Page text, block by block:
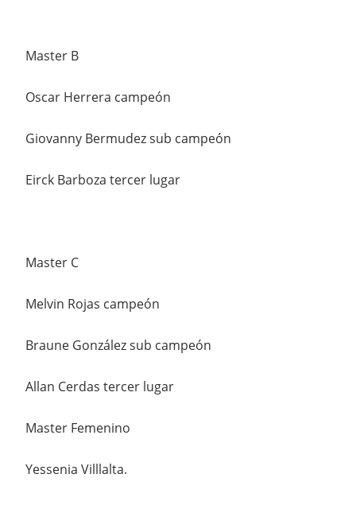
Master B
Oscar Herrera campeón
Giovanny Bermudez sub campeón
Eirck Barboza tercer lugar
Master C
Melvin Rojas campeón
Braune González sub campeón
Allan Cerdas tercer lugar
Master Femenino
Yessenia Villlalta.